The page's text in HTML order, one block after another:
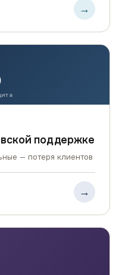
→
поддержке
— потеря клиентов
→